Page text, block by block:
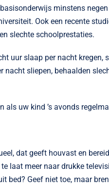
minstens
Ook een recente
slechte schoolprestaties.
uur slaap per nacht kregen,
nacht sliepen, behaalden
als uw kind ’s avonds
dat geeft houvast en
laat meer naar drukke
bed? Geef niet toe, maar